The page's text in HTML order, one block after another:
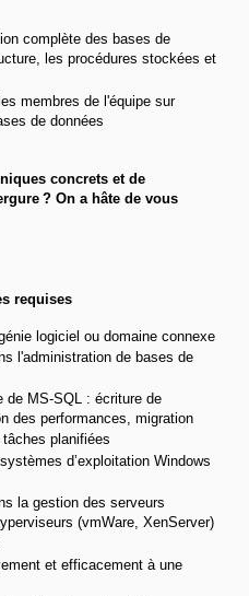
complète des bases de
les procédures stockées et
membres de l'équipe sur
de données
concrets et de
? On a hâte de vous
requises
logiciel ou domaine connexe
l'administration de bases de
de MS-SQL : écriture de
des performances, migration
planifiées
d’exploitation Windows
la gestion des serveurs
(vmWare, XenServer)
et efficacement à une